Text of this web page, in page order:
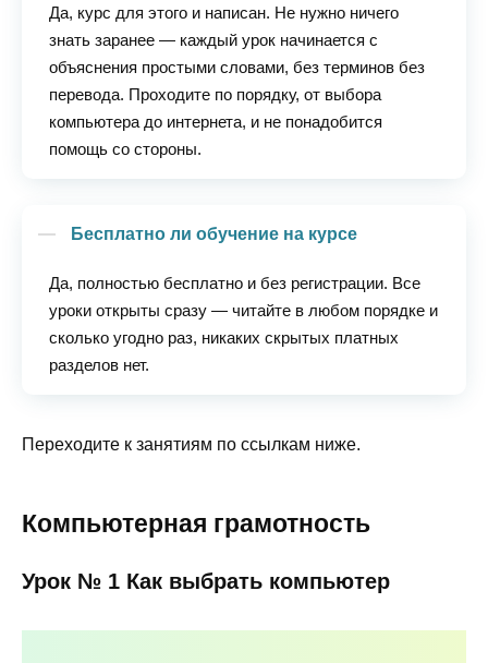
Да, курс для этого и написан. Не нужно ничего
знать заранее — каждый урок начинается с
объяснения простыми словами, без терминов без
перевода. Проходите по порядку, от выбора
компьютера до интернета, и не понадобится
помощь со стороны.
Бесплатно ли обучение на курсе
Да, полностью бесплатно и без регистрации. Все
уроки открыты сразу — читайте в любом порядке и
сколько угодно раз, никаких скрытых платных
разделов нет.
Переходите к занятиям по ссылкам ниже.
Компьютерная грамотность
Урок № 1 Как выбрать компьютер